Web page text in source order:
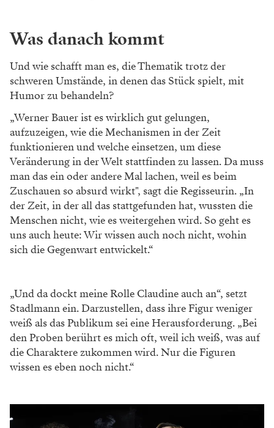
Was danach kommt
Und wie schafft man es, die Thematik trotz der
schweren Umstände, in denen das Stück spielt, mit
Humor zu behandeln?
„Werner Bauer ist es wirklich gut gelungen,
aufzuzeigen, wie die Mechanismen in der Zeit
funktionieren und welche einsetzen, um diese
Veränderung in der Welt stattfinden zu lassen. Da muss
man das ein oder andere Mal lachen, weil es beim
Zuschauen so absurd wirkt", sagt die Regisseurin. „In
der Zeit, in der all das stattgefunden hat, wussten die
Menschen nicht, wie es weitergehen wird. So geht es
uns auch heute: Wir wissen auch noch nicht, wohin
sich die Gegenwart entwickelt.“
„Und da dockt meine Rolle Claudine auch an“, setzt
Stadlmann ein. Darzustellen, dass ihre Figur weniger
weiß als das Publikum sei eine Herausforderung. „Bei
den Proben berührt es mich oft, weil ich weiß, was auf
die Charaktere zukommen wird. Nur die Figuren
wissen es eben noch nicht.“